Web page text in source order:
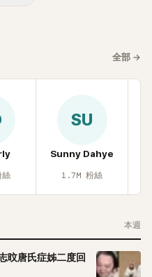
全部 →
絲
SU
Sunny Dahye
1.7M 粉絲
本週
旼唐氏症姊二度回